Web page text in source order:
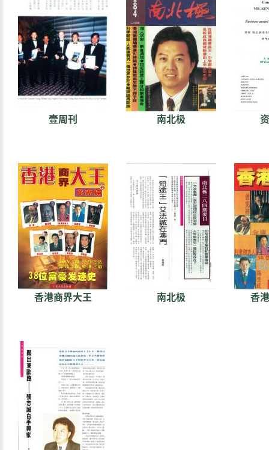
壹周刊 南北极
香港商界大王 南北极 香